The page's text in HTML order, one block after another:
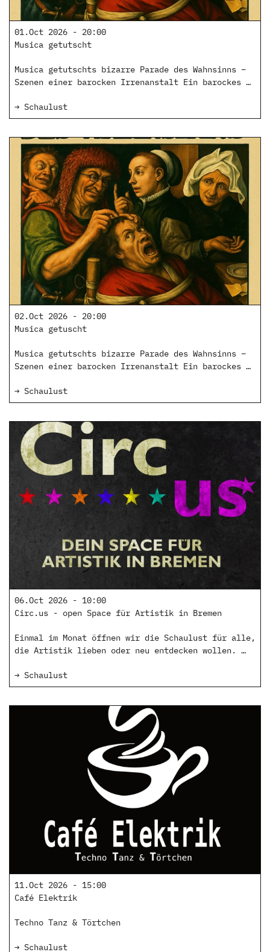
01.Oct 2026 - 20:00
Musica getutscht
Musica getutschts bizarre Parade des Wahnsinns –
Szenen einer barocken Irrenanstalt Ein barockes …
→ Schaulust
02.Oct 2026 - 20:00
Musica getuscht
Musica getutschts bizarre Parade des Wahnsinns –
Szenen einer barocken Irrenanstalt Ein barockes …
→ Schaulust
06.Oct 2026 - 10:00
Circ.us - open Space für Artistik in Bremen
Einmal im Monat öffnen wir die Schaulust für alle,
die Artistik lieben oder neu entdecken wollen. …
→ Schaulust
11.Oct 2026 - 15:00
Café Elektrik
Techno Tanz & Törtchen
→ Schaulust